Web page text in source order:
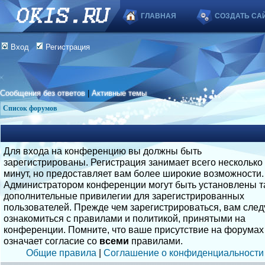
ГЛАВНАЯ СОЗДАТЬ
Вход Регистрация
Сообщения без ответов |Активные темы
Список форумов
Для входа на конференцию вы должны быть
зарегистрированы. Регистрация занимает всего несколько
минут, но предоставляет вам более широкие возможности.
Администратором конференции могут быть установлены
дополнительные привилегии для зарегистрированных
пользователей. Прежде чем зарегистрироваться, вам
ознакомиться с правилами и политикой, принятыми на
конференции. Помните, что ваше присутствие на форумах
означает согласие со всеми правилами.
Общие правила | Соглашение о конфиденциальности